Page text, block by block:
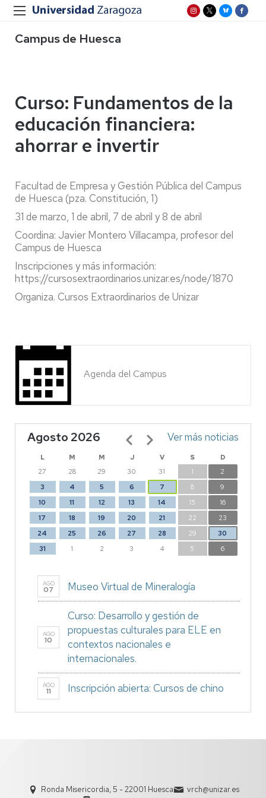
Campus de Huesca
Curso: Fundamentos de la
educación financiera:
ahorrar e invertir
Facultad de Empresa y Gestión Pública del Campus
de Huesca (pza. Constitución, 1)
31 de marzo, 1 de abril, 7 de abril y 8 de abril
Coordina: Javier Montero Villacampa, profesor del
Campus de Huesca
Inscripciones y más información:
https://cursosextraordinarios.unizar.es/node/1870
Organiza. Cursos Extraordinarios de Unizar
Agenda del Campus
Agosto 2026
L M M J V S
D
27
28 29 30 31 1
2
3
4 5 6 7 8
9
10
11 12 13 14 15
16
17
18 19 20 21 22
23
24
25 26 27 28 29
30
31
1 2 3 4 5 6
Paginación Ver más noticias
AGO
07 Museo Virtual de Mineralogía
AGO
10
Curso: Desarrollo y gestión de
propuestas culturales para ELE en
contextos nacionales e
internacionales.
AGO
11 Inscripción abierta: Cursos de chino
Ronda Misericordia, 5 - 22001 Huesca
vrch@unizar.es